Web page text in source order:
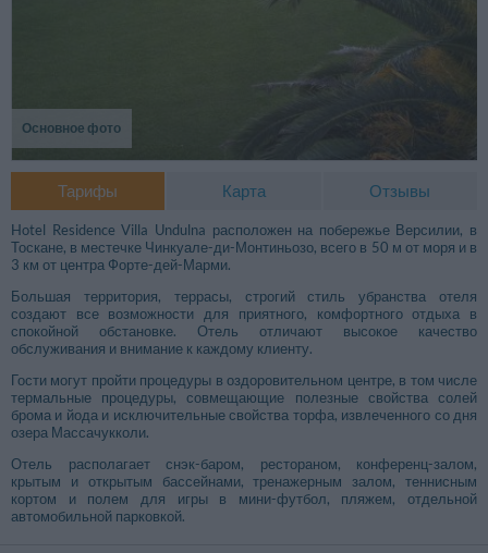
Основное фото
Тарифы Карта Отзывы
Hotel Residence Villa Undulna расположен на побережье Версилии, в
Тоскане, в местечке Чинкуале-ди-Монтиньозо, всего в 50 м от моря и в
3 км от центра Форте-дей-Марми.
Большая территория, террасы, строгий стиль убранства отеля
создают все возможности для приятного, комфортного отдыха в
спокойной обстановке. Отель отличают высокое качество
обслуживания и внимание к каждому клиенту.
Гости могут пройти процедуры в оздоровительном центре, в том числе
термальные процедуры, совмещающие полезные свойства солей
брома и йода и исключительные свойства торфа, извлеченного со дня
озера Массачукколи.
Отель располагает снэк-баром, рестораном, конференц-залом,
крытым и открытым бассейнами, тренажерным залом, теннисным
кортом и полем для игры в мини-футбол, пляжем, отдельной
автомобильной парковкой.